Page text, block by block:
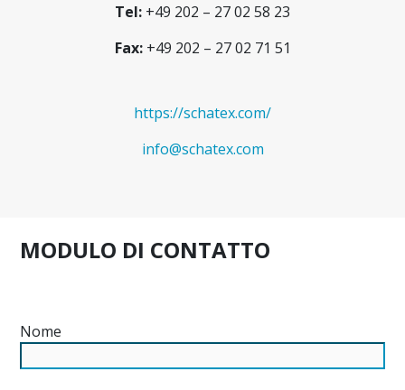
Tel: +49 202 – 27 02 58 23
Fax:+49 202 – 27 02 71 51
https://schatex.com/
info@schatex.com
MODULO DI CONTATTO
Nome